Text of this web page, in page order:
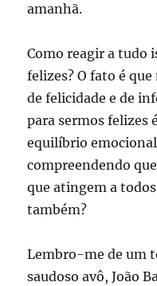
amanhã.
Como reagir a tudo
felizes? O fato é
de felicidade e de
para sermos felizes
equilíbrio
compreendendo
que atingem a
também?
Lembro-me de um
saudoso avô, João